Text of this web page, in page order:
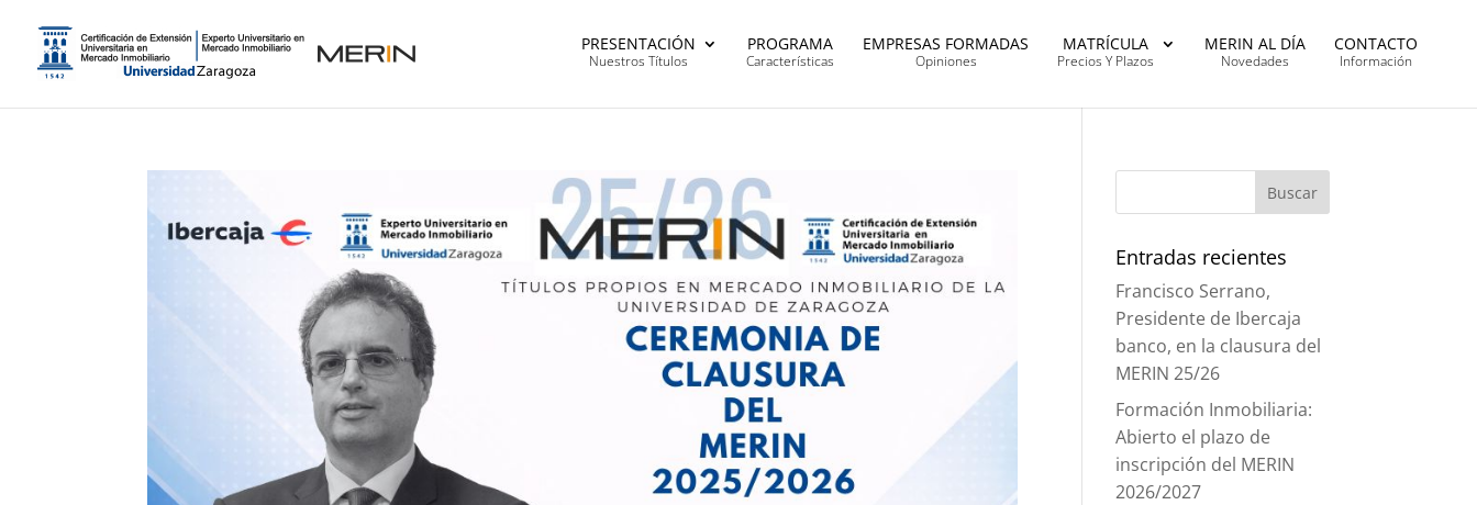
PRESENTACIÓN
Nuestros Títulos
PROGRAMA
Características
EMPRESAS FORMADAS
Opiniones
MATRÍCULA
Precios Y Plazos
MERIN AL DÍA
Novedades
CONTACTO
Información
Entradas recientes
Francisco Serrano,
Presidente de Ibercaja
banco, en la clausura del
MERIN 25/26
Formación Inmobiliaria:
Abierto el plazo de
inscripción del MERIN
2026/2027